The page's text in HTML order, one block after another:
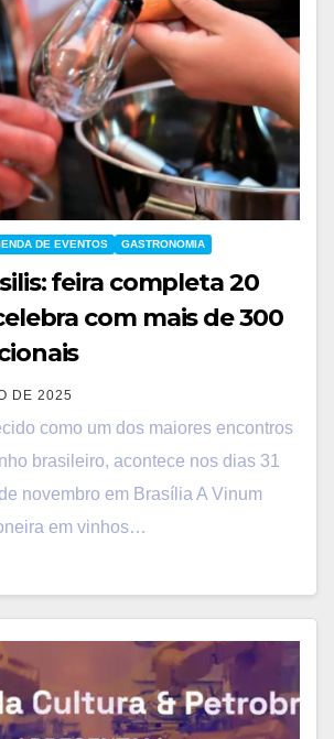
DE EVENTOS GASTRONOMIA
feira completa 20
com mais de 300
DE 2025
como um dos maiores encontros
brasileiro, acontece nos dias 31
novembro em Brasília A Vinum
em vinhos…